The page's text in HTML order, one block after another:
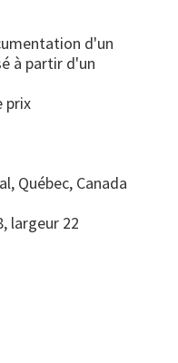
d'un
à partir d'un
prix
Québec, Canada
largeur 22